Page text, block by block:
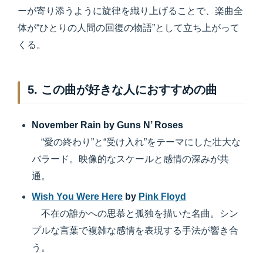
ーが寄り添うように旋律を織り上げることで、楽曲全
体が“ひとりの人間の回復の物語”として立ち上がって
くる。
5. この曲が好きな人におすすめの曲
November Rain by Guns N’ Roses
“愛の終わり”と“受け入れ”をテーマにした壮大な
バラード。映像的なスケールと感情の深みが共
通。
Wish You Were Here by Pink Floyd
不在の誰かへの思慕と孤独を描いた名曲。シン
プルな言葉で複雑な感情を表現する手法が響き合
う。